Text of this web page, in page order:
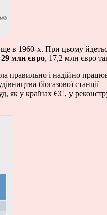
в 1960-х. При цьому
млн євро, 17,2 млн євро
правильно і надійно
біогазової станції
як у країнах ЄС, у